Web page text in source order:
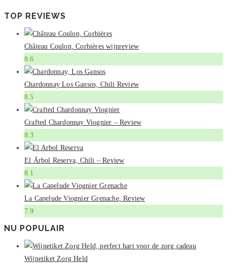
TOP REVIEWS
Château Coulon, Corbières wijnreview
8.6
Chardonnay Los Gansos, Chili Review
8.5
Crafted Chardonnay Viognier – Review
8.3
El Árbol Reserva, Chili – Review
8.1
La Capelude Viognier Grenache, Review
7.9
NU POPULAIR
Wijnetiket Zorg Held